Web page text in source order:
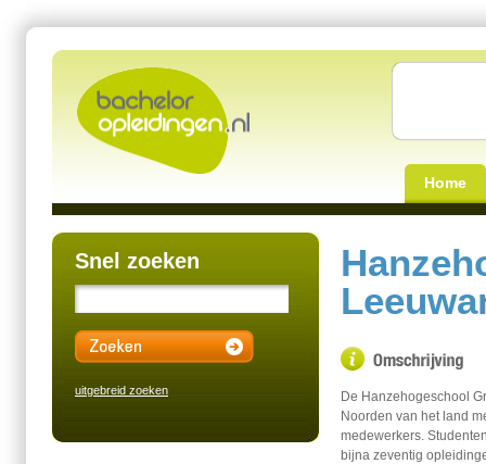
Home
Snel zoeken
uitgebreid zoeken
De Hanzehogeschool
Noorden van het land
medewerkers.
bijna zeventig